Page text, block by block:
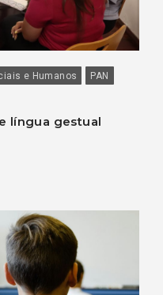
e Humanos
PAN
língua gestual